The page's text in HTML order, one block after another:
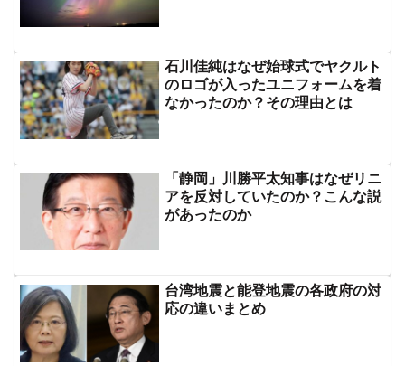
石川佳純はなぜ始球式でヤクルト
のロゴが入ったユニフォームを着
なかったのか？その理由とは
「静岡」川勝平太知事はなぜリニ
アを反対していたのか？こんな説
があったのか
台湾地震と能登地震の各政府の対
応の違いまとめ